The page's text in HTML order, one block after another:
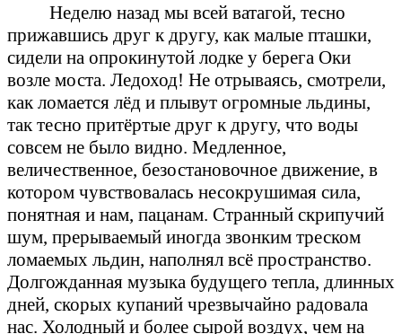
Неделю назад мы всей ватагой, тесно
прижавшись друг к другу, как малые пташки,
сидели на опрокинутой лодке у берега Оки
возле моста. Ледоход! Не отрываясь, смотрели,
как ломается лёд и плывут огромные льдины,
так тесно притёртые друг к другу, что воды
совсем не было видно. Медленное,
величественное, безостановочное движение, в
котором чувствовалась несокрушимая сила,
понятная и нам, пацанам. Странный скрипучий
шум, прерываемый иногда звонким треском
ломаемых льдин, наполнял всё пространство.
Долгожданная музыка будущего тепла, длинных
дней, скорых купаний чрезвычайно радовала
нас. Холодный и более сырой воздух, чем на